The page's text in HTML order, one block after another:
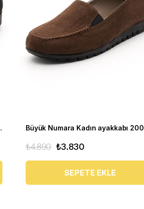
siyah
₺3.830
₺4.890
SEPETE EKLE